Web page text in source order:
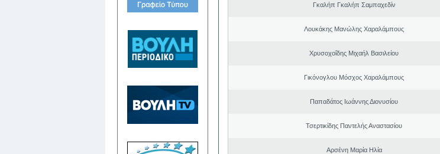
Γκαλήπ Γκαλήπ Σαμπαχεδίν
Λουκάκης Μανώλης Χαραλάμπους
Χρυσοχοΐδης Μιχαήλ Βασιλείου
Γικόνογλου Μόσχος Χαραλάμπους
Παπαδάτος Ιωάννης Διονυσίου
Τσερτικίδης Παντελής Αναστασίου
Αρσένη Μαρία Ηλία